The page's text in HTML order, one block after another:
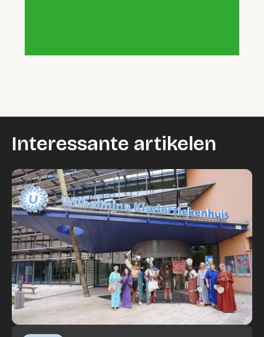
Interessante artikelen